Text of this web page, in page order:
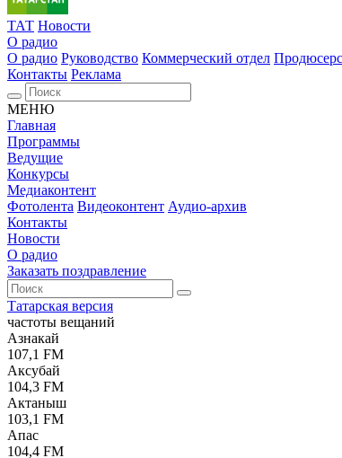
ТАТ Новости
О радио
О радио Руководство Коммерческий отдел
Контакты Реклама
МЕНЮ
Главная
Программы
Ведущие
Конкурсы
Медиаконтент
Фотолента Видеоконтент Аудио-архив
Контакты
Новости
О радио
Заказать поздравление
Татарская версия
частоты вещаний
Азнакай
107,1 FM
Аксубай
104,3 FM
Актаныш
103,1 FM
Апас
104,4 FM